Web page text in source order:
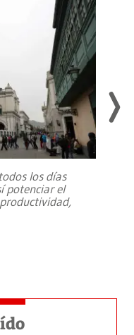
los días
potenciar el